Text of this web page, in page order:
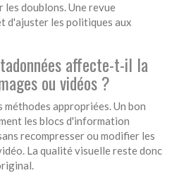
doublons. Une revue
d'ajuster les politiques aux
affecte-t-il la
ou vidéos ?
méthodes appropriées. Un bon
les blocs d'information
recompresser ou modifier les
La qualité visuelle reste donc